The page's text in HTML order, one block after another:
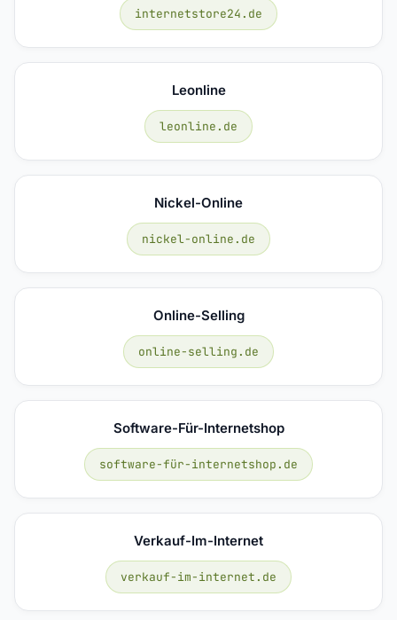
internetstore24.de
Leonline
leonline.de
Nickel-Online
nickel-online.de
Online-Selling
online-selling.de
Software-Für-Internetshop
software-für-internetshop.de
Verkauf-Im-Internet
verkauf-im-internet.de